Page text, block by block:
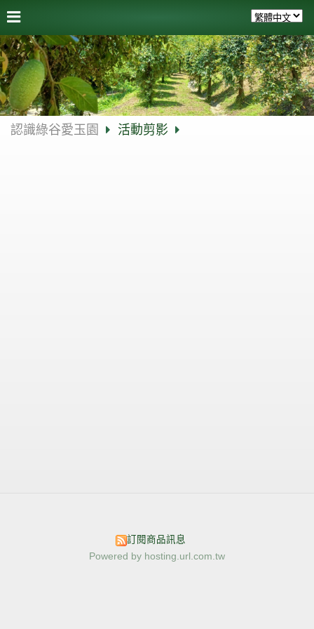
認識綠谷愛玉園 活動剪影
訂閱商品訊息
Powered by hosting.url.com.tw